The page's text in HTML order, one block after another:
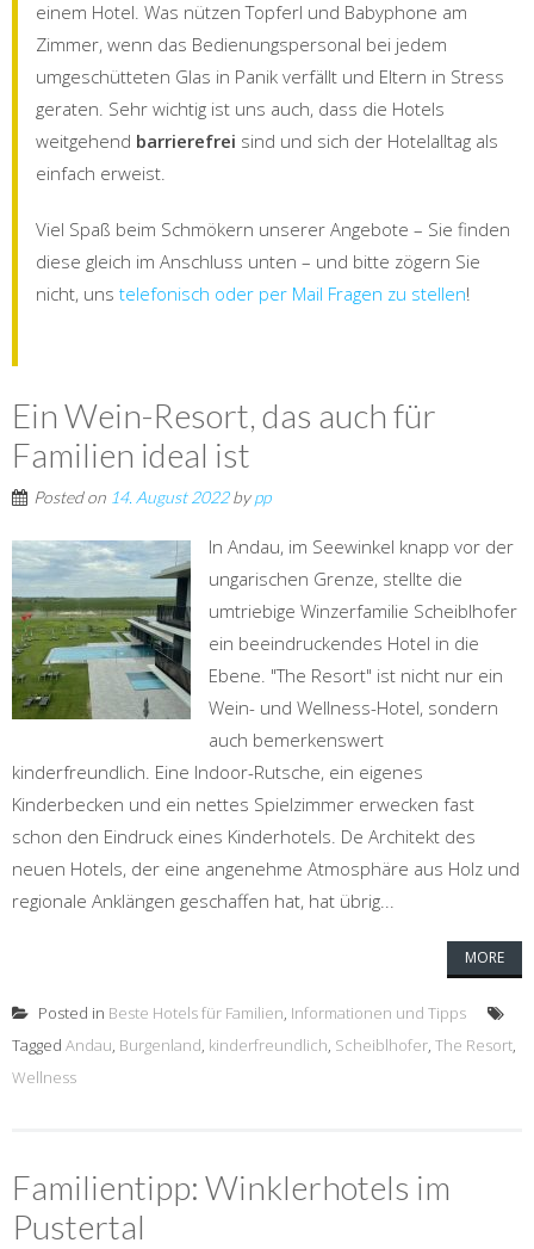
einem Hotel. Was nützen Topferl und Babyphone am
Zimmer, wenn das Bedienungspersonal bei jedem
umgeschütteten Glas in Panik verfällt und Eltern in Stress
geraten. Sehr wichtig ist uns auch, dass die Hotels
weitgehend barrierefrei sind und sich der Hotelalltag als
einfach erweist.
Viel Spaß beim Schmökern unserer Angebote – Sie finden
diese gleich im Anschluss unten – und bitte zögern Sie
nicht, uns telefonisch oder per Mail Fragen zu stellen!
Ein Wein-Resort, das auch für
Familien ideal ist
Posted on 14. August 2022bypp
In Andau, im Seewinkel knapp vor der
ungarischen Grenze, stellte die
umtriebige Winzerfamilie Scheiblhofer
ein beeindruckendes Hotel in die
Ebene. "The Resort" ist nicht nur ein
Wein- und Wellness-Hotel, sondern
auch bemerkenswert
kinderfreundlich. Eine Indoor-Rutsche, ein eigenes
Kinderbecken und ein nettes Spielzimmer erwecken fast
schon den Eindruck eines Kinderhotels. De Architekt des
neuen Hotels, der eine angenehme Atmosphäre aus Holz und
regionale Anklängen geschaffen hat, hat übrig...
MORE
Posted in Beste Hotels für Familien, Informationen und Tipps
Tagged Andau, Burgenland, kinderfreundlich, Scheiblhofer, The Resort,
Wellness
Familientipp: Winklerhotels im
Pustertal